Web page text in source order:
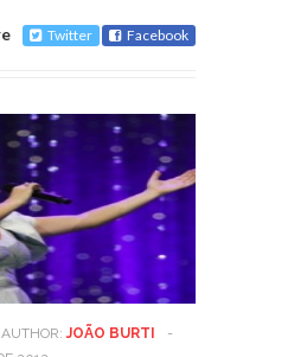
Twitter Facebook
AUTHOR: JOÃO BURTI
-